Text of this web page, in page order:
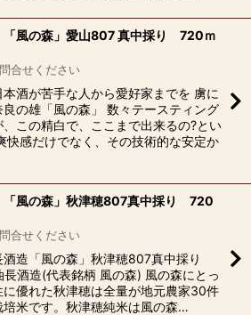
風の森」愛山807 真中採り 720ｍ
合せください
酒が苦手な人から愛好家までを 虜に
良の雄「風の森」 数々テースティング
、この精白で、ここまで出来るの?とい
快感だけでなく、その技術的な安定か
風の森」秋津穂807真中採り 720
合せください
酒造「風の森」秋津穂807真中採り
酒造(代表銘柄 風の森) 風の森にとっ
に優れた秋津穂は全量が地元農家30件
培米です。秋津穂純米は風の森…